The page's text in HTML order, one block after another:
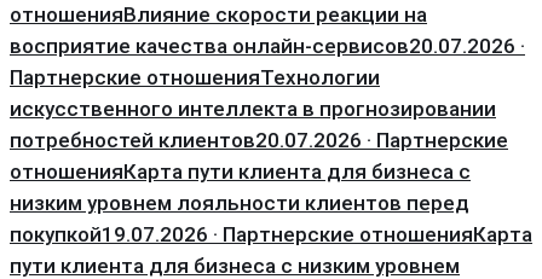
отношенияВлияние скорости реакции на
восприятие качества онлайн-сервисов20.07.2026 ·
Партнерские отношенияТехнологии
искусственного интеллекта в прогнозировании
потребностей клиентов20.07.2026 · Партнерские
отношенияКарта пути клиента для бизнеса с
низким уровнем лояльности клиентов перед
покупкой19.07.2026 · Партнерские отношенияКарта
пути клиента для бизнеса с низким уровнем